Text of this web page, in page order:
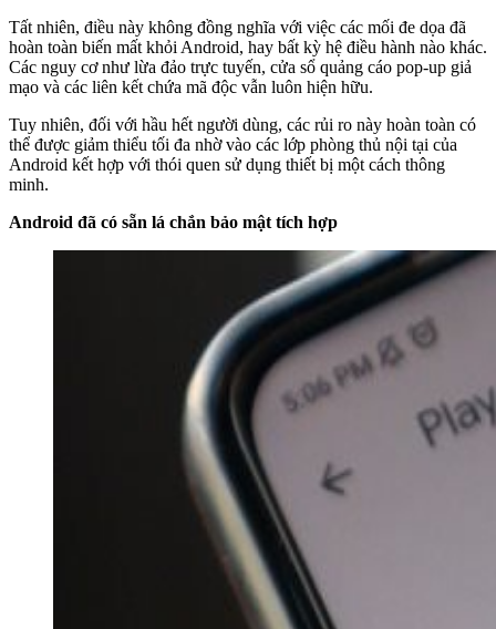
Tất nhiên, điều này không đồng nghĩa với việc các mối đe dọa đã
hoàn toàn biến mất khỏi Android, hay bất kỳ hệ điều hành nào khác.
Các nguy cơ như lừa đảo trực tuyến, cửa sổ quảng cáo pop-up giả
mạo và các liên kết chứa mã độc vẫn luôn hiện hữu.
Tuy nhiên, đối với hầu hết người dùng, các rủi ro này hoàn toàn có
thể được giảm thiểu tối đa nhờ vào các lớp phòng thủ nội tại của
Android kết hợp với thói quen sử dụng thiết bị một cách thông
minh.
Android đã có sẵn lá chắn bảo mật tích hợp